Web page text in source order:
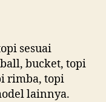
sesuai
bucket, topi
rimba, topi
lainnya.